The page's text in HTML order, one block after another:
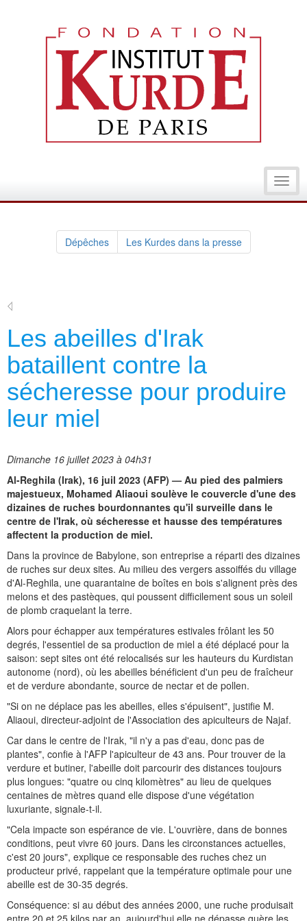
Dépêches Les Kurdes dans la presse
Les abeilles d'Irak
bataillent contre la
sécheresse pour produire
leur miel
Dimanche 16 juillet 2023 à 04h31
Al-Reghila (Irak), 16 juil 2023 (AFP) — Au pied des palmiers
majestueux, Mohamed Aliaoui soulève le couvercle d'une des
dizaines de ruches bourdonnantes qu'il surveille dans le
centre de l'Irak, où sécheresse et hausse des températures
affectent la production de miel.
Dans la province de Babylone, son entreprise a réparti des dizaines
de ruches sur deux sites. Au milieu des vergers assoiffés du village
d'Al-Reghila, une quarantaine de boîtes en bois s'alignent près des
melons et des pastèques, qui poussent difficilement sous un soleil
de plomb craquelant la terre.
Alors pour échapper aux températures estivales frôlant les 50
degrés, l'essentiel de sa production de miel a été déplacé pour la
saison: sept sites ont été relocalisés sur les hauteurs du Kurdistan
autonome (nord), où les abeilles bénéficient d'un peu de fraîcheur
et de verdure abondante, source de nectar et de pollen.
"Si on ne déplace pas les abeilles, elles s'épuisent", justifie M.
Aliaoui, directeur-adjoint de l'Association des apiculteurs de Najaf.
Car dans le centre de l'Irak, "il n'y a pas d'eau, donc pas de
plantes", confie à l'AFP l'apiculteur de 43 ans. Pour trouver de la
verdure et butiner, l'abeille doit parcourir des distances toujours
plus longues: "quatre ou cinq kilomètres" au lieu de quelques
centaines de mètres quand elle dispose d'une végétation
luxuriante, signale-t-il.
"Cela impacte son espérance de vie. L'ouvrière, dans de bonnes
conditions, peut vivre 60 jours. Dans les circonstances actuelles,
c'est 20 jours", explique ce responsable des ruches chez un
producteur privé, rappelant que la température optimale pour une
abeille est de 30-35 degrés.
Conséquence: si au début des années 2000, une ruche produisait